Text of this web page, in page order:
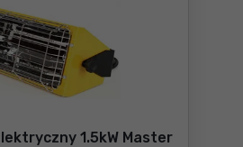
1.5kW Master